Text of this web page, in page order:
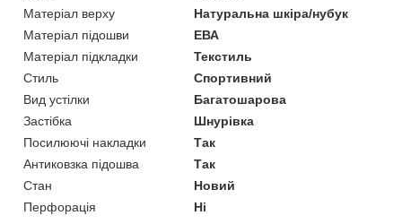
Матеріал верху
Натуральна шкіра/нубук
Матеріал підошви
ЕВА
Матеріал підкладки
Текстиль
Стиль
Спортивний
Вид устілки
Багатошарова
Застібка
Шнурівка
Посилюючі накладки
Так
Антиковзка підошва
Так
Стан
Новий
Перфорація
Ні